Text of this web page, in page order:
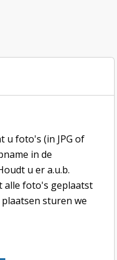
u foto's (in JPG of
in de
u er a.u.b.
alle foto's geplaatst
sturen we